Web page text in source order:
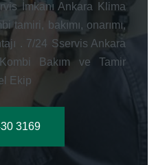
İmkanı Ankara Klima
tamiri, bakımı, onarımı,
. 7/24 Sservis Ankara
Bakım ve Tamir
Ekip
3169